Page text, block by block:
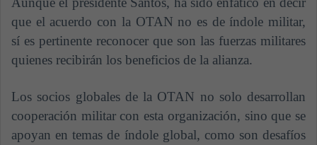
que el acuerdo con la OTAN no es de índole militar,
sí es pertinente reconocer que son las fuerzas militares
quienes recibirán los beneficios de la alianza.
Los socios globales de la OTAN no solo desarrollan
cooperación militar con esta organización, sino que se
apoyan en temas de índole global, como son desafíos